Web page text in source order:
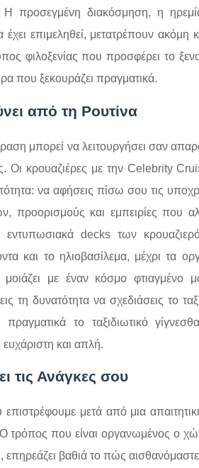
Η προσεγμένη διακόσμηση, η
έχει επιμεληθεί, μετατρέπουν ακόμη
φιλοξενίας που προσφέρει το
που ξεκουράζει πραγματικά.
από τη Ρουτίνα
μπορεί να λειτουργήσει σαν
Οι κρουαζιέρες με την Celebrity
να αφήσεις πίσω σου τις
προορισμούς και εμπειρίες που
εντυπωσιακά decks των
και το ηλιοβασίλεμα, μέχρι τα
μοιάζει με έναν κόσμο φτιαγμένο
τη δυνατότητα να σχεδιάσεις το
το ταξιδιωτικό
και απλή.
τις Ανάγκες σου
επιστρέφουμε μετά από μια
τρόπος που είναι οργανωμένος ο
βαθιά το πώς αισθανόμαστε